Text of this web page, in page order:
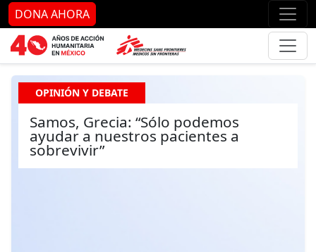
Ir al contenido principal Ir
DONA AHORA
OPINIÓN Y DEBATE
Samos, Grecia: “Sólo podemos
ayudar a nuestros pacientes a
sobrevivir”